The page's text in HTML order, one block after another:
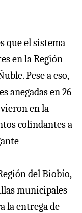
que el sistema
en la Región
Pese a eso,
anegadas en 26
en la
colindantes a
del Biobío,
municipales
la entrega de